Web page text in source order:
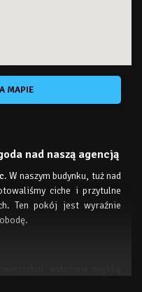
MAPIE
nad naszą agencją
. W naszym budynku, tuż nad
ciche i przytulne
Ten pokój jest wyraźnie